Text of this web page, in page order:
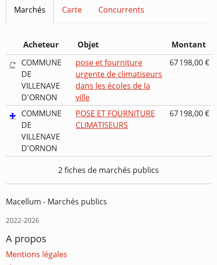
Marchés Carte Concurrents
Acheteur Objet
Montant
COMMUNE
DE
VILLENAVE
D'ORNON
pose et fourniture
urgente de climatiseurs
dans les écoles de la
ville
67 198,00 €
COMMUNE
DE
VILLENAVE
D'ORNON
POSE ET FOURNITURE
CLIMATISEURS
67 198,00 €
2 fiches de marchés publics
Macellum - Marchés publics
2022-2026
A propos
Mentions légales